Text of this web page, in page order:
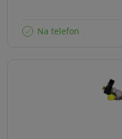
Na telefon